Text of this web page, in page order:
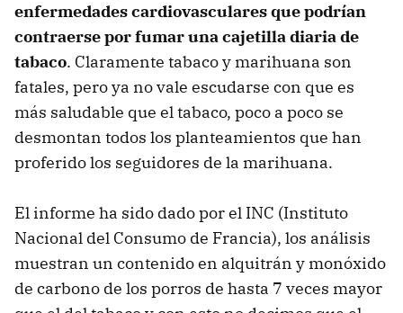
enfermedades cardiovasculares que podrían
contraerse por fumar una cajetilla diaria de
tabaco. Claramente tabaco y marihuana son
fatales, pero ya no vale escudarse con que es
más saludable que el tabaco, poco a poco se
desmontan todos los planteamientos que han
proferido los seguidores de la marihuana.
El informe ha sido dado por el INC (Instituto
Nacional del Consumo de Francia), los análisis
muestran un contenido en alquitrán y monóxido
de carbono de los porros de hasta 7 veces mayor